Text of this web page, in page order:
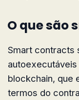
O que são
Smart contracts
blockchain, que
termos do